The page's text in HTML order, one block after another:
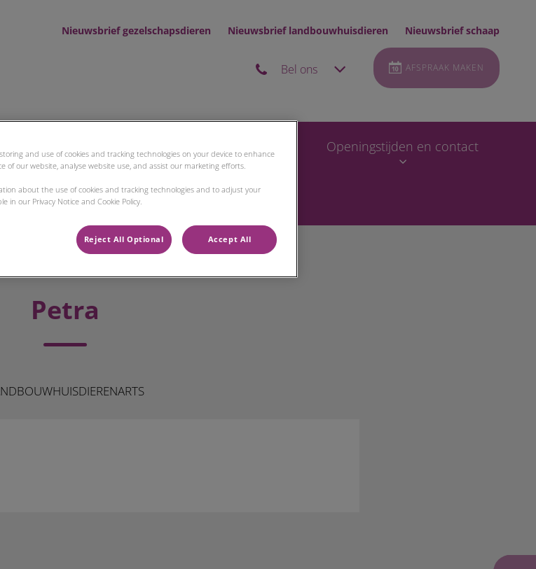
Nieuwsbrief gezelschapsdieren Nieuwsbrief landbouwhuisdieren Nieuwsbrief schaap
Bel ons AFSPRAAK MAKEN
Openingstijden en contact
Petra
and use of cookies and tracking technologies on your device to enhance
of our website, analyse website use, and assist our marketing efforts.
about the use of cookies and tracking technologies and to adjust your
in our Privacy Notice and Cookie Policy.
Reject All Optional Accept All